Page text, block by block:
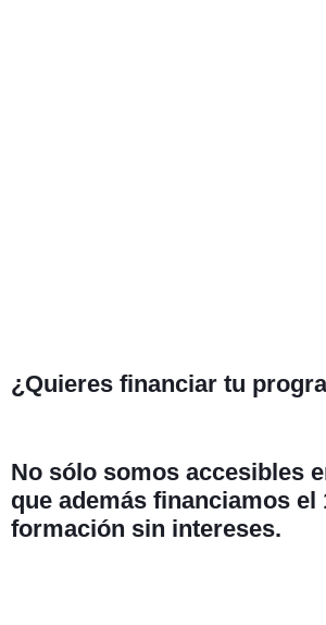
¿Quieres financiar tu
No sólo somos accesibles
que además financiamos el
formación sin intereses.